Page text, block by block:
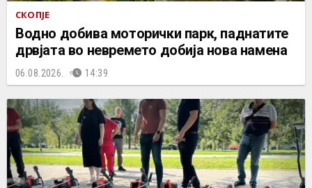
СКОПЈЕ
Водно добива моторички парк, паднатите
дрвјата во невремето добија нова намена
06.08.2026. 14:39